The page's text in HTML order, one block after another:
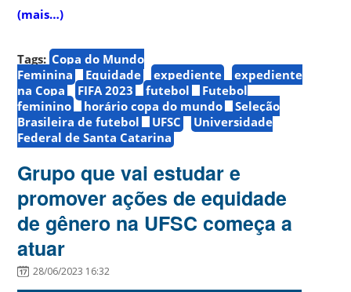
(mais…)
Tags: Copa do Mundo
Feminina
Equidade expediente
expediente
na Copa
FIFA 2023 futebol
Futebol
feminino
horário copa do mundo
Seleção
Brasileira de futebol
UFSC
Universidade
Federal de Santa Catarina
Grupo que vai estudar e
promover ações de equidade
de gênero na UFSC começa a
atuar
28/06/2023 16:32